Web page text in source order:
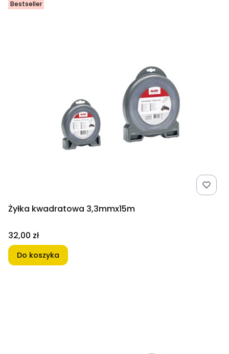
Bestseller
Żyłka kwadratowa 3,3mmx15m
Cena
32,00 zł
Do koszyka